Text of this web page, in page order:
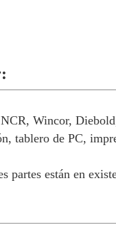
Wincor,
tablero de PC,
partes están en